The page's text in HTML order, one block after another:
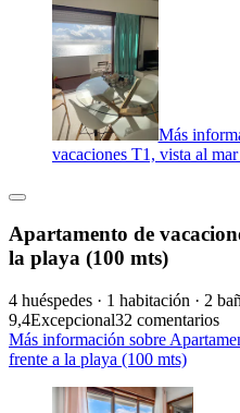
Más
vacaciones T1, vista al
Apartamento de
la playa (100 mts)
4 huéspedes · 1 habitación · 2
9,4Excepcional32 comentarios
Más información sobre
frente a la playa (100 mts)